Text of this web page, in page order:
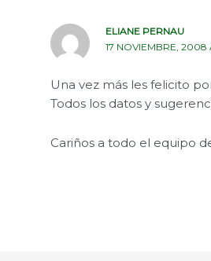
ELIANE PERNAU
17 NOVIEMBRE, 2008
Una vez más les felicito
Todos los datos y
Cariños a todo el equipo